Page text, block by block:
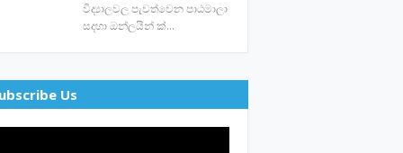
විද්‍යාලවල පැවත්වෙන පාඨමාලා
සදහා ඔන්ලයින් ක්…
Us